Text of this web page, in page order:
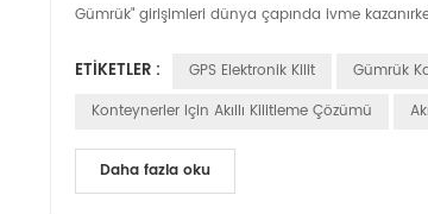
Gümrük" girişimleri dünya çapında ivme
ETIKETLER : GPS Elektronik Kilit Gümrük
Konteynerler Için Akıllı Kilitleme Çözümü
Daha fazla oku